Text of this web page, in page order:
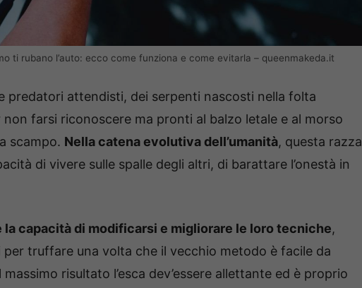
ti rubano l’auto: ecco come funziona e come evitarla – queenmakeda.it
predatori attendisti, dei serpenti nascosti nella folta
farsi riconoscere ma pronti al balzo letale e al morso
scampo. Nella catena evolutiva dell’umanità, questa razza
di vivere sulle spalle degli altri, di barattare l’onestà in
capacità di modificarsi e migliorare le loro tecniche,
truffare una volta che il vecchio metodo è facile da
risultato l’esca dev’essere allettante ed è proprio